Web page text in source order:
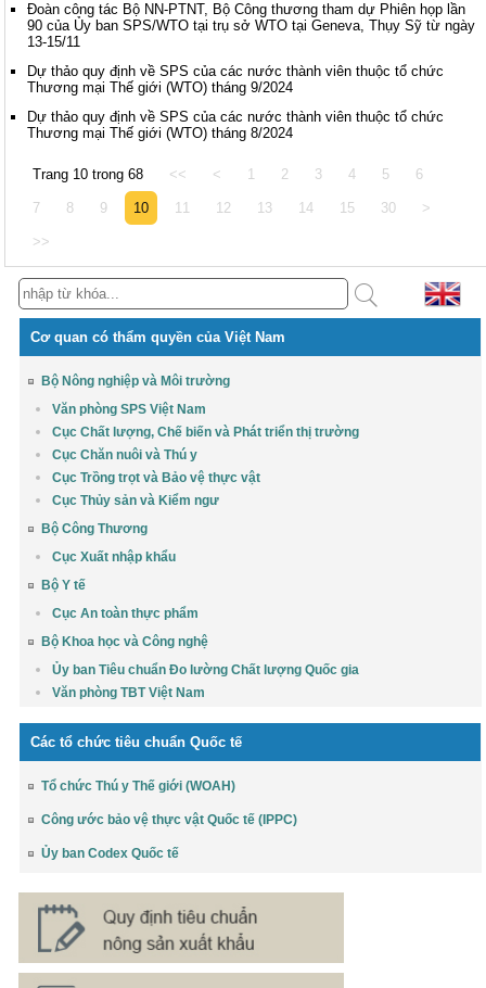
Đoàn công tác Bộ NN-PTNT, Bộ Công thương tham dự Phiên họp lần
90 của Ủy ban SPS/WTO tại trụ sở WTO tại Geneva, Thụy Sỹ từ ngày
13-15/11
Dự thảo quy định về SPS của các nước thành viên thuộc tổ chức
Thương mại Thế giới (WTO) tháng 9/2024
Dự thảo quy định về SPS của các nước thành viên thuộc tổ chức
Thương mại Thế giới (WTO) tháng 8/2024
Trang 10 trong 68 << < 1 2 3 4 5 6
7 8 9 10 11 12 13 14 15 30 >
>>
Cơ quan có thẩm quyền của Việt Nam
Bộ Nông nghiệp và Môi trường
Văn phòng SPS Việt Nam
Cục Chất lượng, Chế biến và Phát triển thị trường
Cục Chăn nuôi và Thú y
Cục Trồng trọt và Bảo vệ thực vật
Cục Thủy sản và Kiểm ngư
Bộ Công Thương
Cục Xuất nhập khẩu
Bộ Y tế
Cục An toàn thực phẩm
Bộ Khoa học và Công nghệ
Ủy ban Tiêu chuẩn Đo lường Chất lượng Quốc gia
Văn phòng TBT Việt Nam
Các tổ chức tiêu chuẩn Quốc tế
Tổ chức Thú y Thế giới (WOAH)
Công ước bảo vệ thực vật Quốc tế (IPPC)
Ủy ban Codex Quốc tế